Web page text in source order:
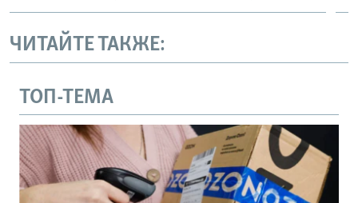
ЧИТАЙТЕ ТАКЖЕ:
ТОП-ТЕМА